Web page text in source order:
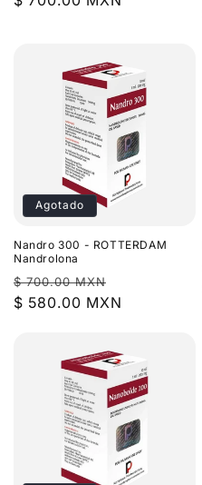
Agotado
Nandro 300 - ROTTERDAM
Nandrolona
Precio
habitual
$ 700.00 MXN
de
$ 580.00 MXN